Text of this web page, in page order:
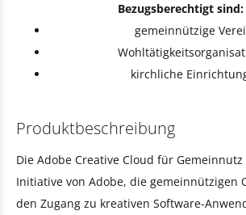
Bezugsberechtigt sind:
gemeinnützige
kirchliche
Produktbeschreibung
Die Adobe Creative Cloud für
Initiative von Adobe, die gemeinnützigen
den Zugang zu kreativen Software-